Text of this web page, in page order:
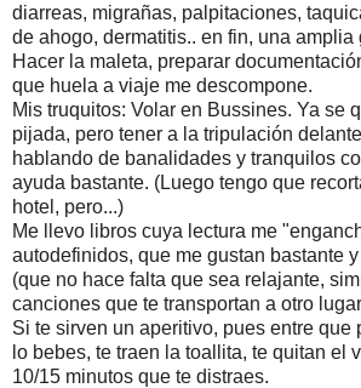
diarreas, migrañas, palpitaciones,
de ahogo, dermatitis.. en fin, una amplia
Hacer la maleta, preparar
que huela a viaje me descompone.
Mis truquitos: Volar en Bussines. Ya se
pijada, pero tener a la tripulación
hablando de banalidades y tranquilos
ayuda bastante. (Luego tengo que
hotel, pero...)
Me llevo libros cuya lectura me
autodefinidos, que me gustan bastante
(que no hace falta que sea relajante,
canciones que te transportan a otro
Si te sirven un aperitivo, pues entre que
lo bebes, te traen la toallita, te quitan el
10/15 minutos que te distraes.